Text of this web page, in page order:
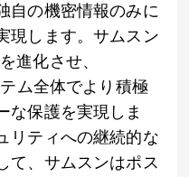
自の機密情報のみに
現します。サムスン
を進化させ、
ム全体でより積極
な保護を実現しま
リティへの継続的な
て、サムスンはポス